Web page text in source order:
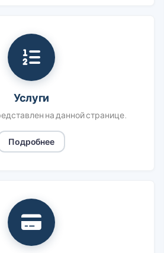
Услуги
на данной странице.
Подробнее